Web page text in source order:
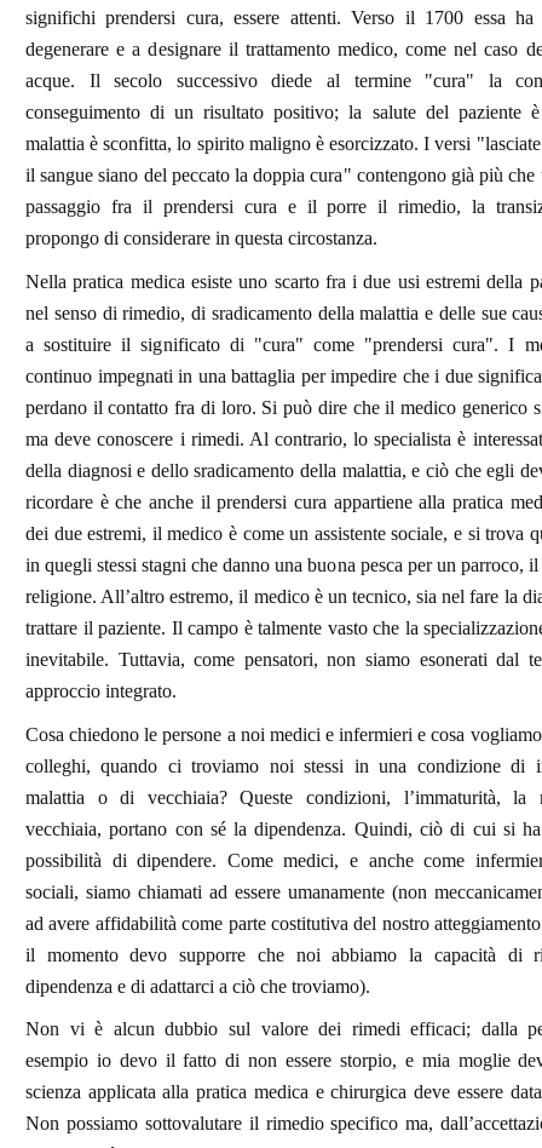
significhi prendersi cura, essere attenti. Verso il 1700 essa ha
degenerare e a designare il trattamento medico, come nel caso
acque. Il secolo successivo diede al termine "cura" la
conseguimento di un risultato positivo; la salute del paziente
malattia è sconfitta, lo spirito maligno è esorcizzato. I versi "lasciate
il sangue siano del peccato la doppia cura" contengono già più che
passaggio fra il prendersi cura e il porre il rimedio, la
propongo di considerare in questa circostanza.
Nella pratica medica esiste uno scarto fra i due usi estremi della
nel senso di rimedio, di sradicamento della malattia e delle sue
a sostituire il significato di "cura" come "prendersi cura". I
continuo impegnati in una battaglia per impedire che i due
perdano il contatto fra di loro. Si può dire che il medico generico
ma deve conoscere i rimedi. Al contrario, lo specialista è
della diagnosi e dello sradicamento della malattia, e ciò che egli
ricordare è che anche il prendersi cura appartiene alla pratica
dei due estremi, il medico è come un assistente sociale, e si trova
in quegli stessi stagni che danno una buona pesca per un parroco,
religione. All’altro estremo, il medico è un tecnico, sia nel fare la
trattare il paziente. Il campo è talmente vasto che la
inevitabile. Tuttavia, come pensatori, non siamo esonerati dal
approccio integrato.
Cosa chiedono le persone a noi medici e infermieri e cosa
colleghi, quando ci troviamo noi stessi in una condizione di
malattia o di vecchiaia? Queste condizioni, l’immaturità, la
vecchiaia, portano con sé la dipendenza. Quindi, ciò di cui si
possibilità di dipendere. Come medici, e anche come
sociali, siamo chiamati ad essere umanamente (non
ad avere affidabilità come parte costitutiva del nostro
il momento devo supporre che noi abbiamo la capacità di
dipendenza e di adattarci a ciò che troviamo).
Non vi è alcun dubbio sul valore dei rimedi efficaci; dalla
esempio io devo il fatto di non essere storpio, e mia moglie
scienza applicata alla pratica medica e chirurgica deve essere
Non possiamo sottovalutare il rimedio specifico ma,